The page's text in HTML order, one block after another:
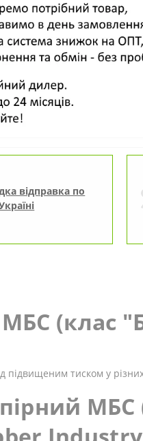
відправка по
(клас
тиском у
МБС